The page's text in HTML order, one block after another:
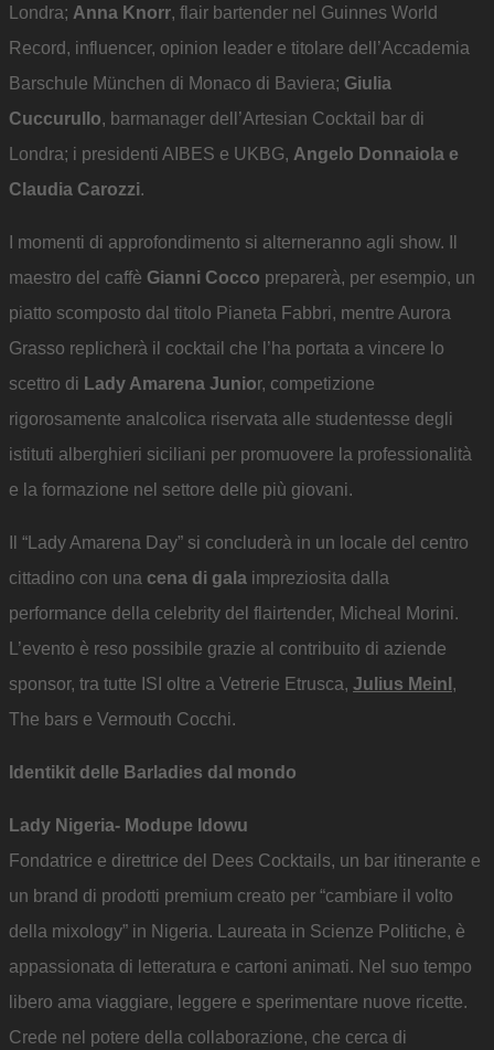
Londra; Anna Knorr, flair bartender nel Guinnes World
Record, influencer, opinion leader e titolare dell’Accademia
Barschule München di Monaco di Baviera; Giulia
Cuccurullo, barmanager dell’Artesian Cocktail bar di
Londra; i presidenti AIBES e UKBG, Angelo Donnaiola e
Claudia Carozzi.
I momenti di approfondimento si alterneranno agli show. Il
maestro del caffè Gianni Cocco preparerà, per esempio, un
piatto scomposto dal titolo Pianeta Fabbri, mentre Aurora
Grasso replicherà il cocktail che l’ha portata a vincere lo
scettro di Lady Amarena Junior, competizione
rigorosamente analcolica riservata alle studentesse degli
istituti alberghieri siciliani per promuovere la professionalità
e la formazione nel settore delle più giovani.
Il “Lady Amarena Day” si concluderà in un locale del centro
cittadino con una cena di gala impreziosita dalla
performance della celebrity del flairtender, Micheal Morini.
L’evento è reso possibile grazie al contribuito di aziende
sponsor, tra tutte ISI oltre a Vetrerie Etrusca, Julius Meinl ,
The bars e Vermouth Cocchi.
Identikit delle Barladies dal mondo
Lady Nigeria- Modupe Idowu
Fondatrice e direttrice del Dees Cocktails, un bar itinerante e
un brand di prodotti premium creato per “cambiare il volto
della mixology” in Nigeria. Laureata in Scienze Politiche, è
appassionata di letteratura e cartoni animati. Nel suo tempo
libero ama viaggiare, leggere e sperimentare nuove ricette.
Crede nel potere della collaborazione, che cerca di